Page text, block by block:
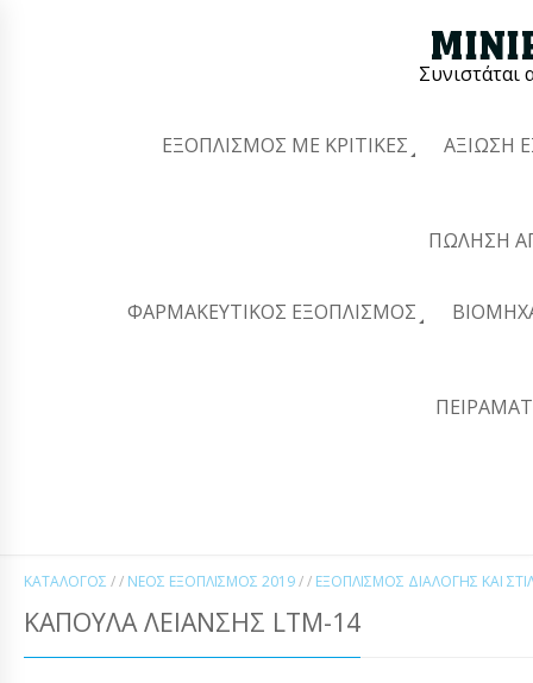
Συνιστάται
ΕΞΟΠΛΙΣΜΌΣ ΜΕ ΚΡΙΤΙΚΈΣ ΑΞΊΩΣΗ
ΠΏΛΗΣΗ
ΦΑΡΜΑΚΕΥΤΙΚΌΣ ΕΞΟΠΛΙΣΜΌΣ
ΚΑΤΆΛΟΓΟΣ / / ΝΈΟΣ ΕΞΟΠΛΙΣΜΌΣ 2019/ / ΕΞΟΠΛΙΣΜΌΣ ΔΙΑΛΟΓΉΣ ΚΑΙ
ΚΑΠΟΥΛΆ ΛΕΙΆΝΣΗΣ LTM-14